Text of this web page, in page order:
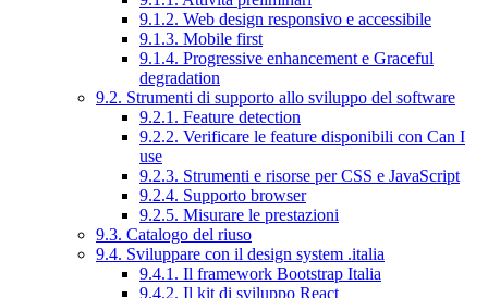
9.1.2. Web design responsivo e accessibile
9.1.3. Mobile first
9.1.4. Progressive enhancement e Graceful
degradation
9.2. Strumenti di supporto allo sviluppo del software
9.2.1. Feature detection
9.2.2. Verificare le feature disponibili con Can I
use
9.2.3. Strumenti e risorse per CSS e JavaScript
9.2.4. Supporto browser
9.2.5. Misurare le prestazioni
9.3. Catalogo del riuso
9.4. Sviluppare con il design system .italia
9.4.1. Il framework Bootstrap Italia
9.4.2. Il kit di sviluppo React